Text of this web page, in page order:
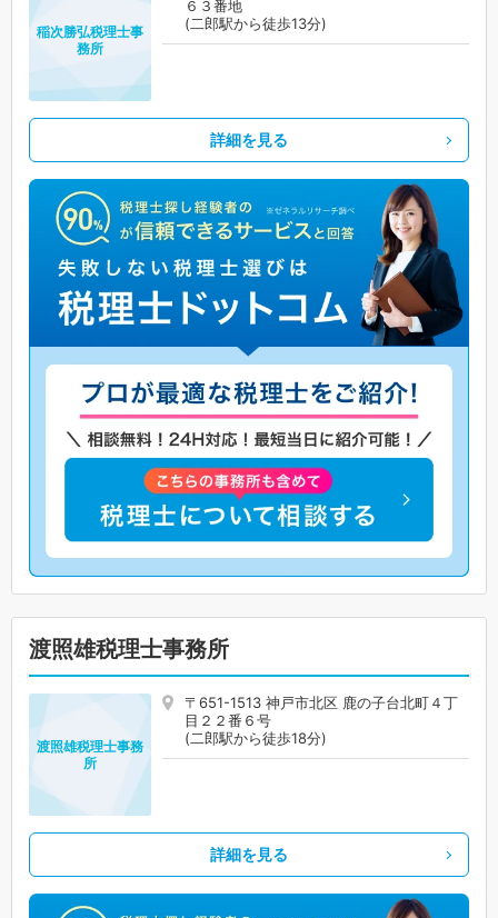
６３番地
(二郎駅から徒歩13分)
稲次勝弘税理士事
務所
詳細を見る
渡照雄税理士事務所
〒651-1513 神戸市北区 鹿の子台北町４丁
目２２番６号
(二郎駅から徒歩18分)
渡照雄税理士事務
所
詳細を見る